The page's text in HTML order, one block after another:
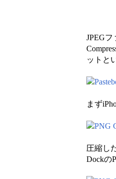
JPEG
ットと
まず
圧縮し
Dockの